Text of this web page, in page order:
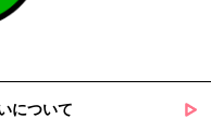
について